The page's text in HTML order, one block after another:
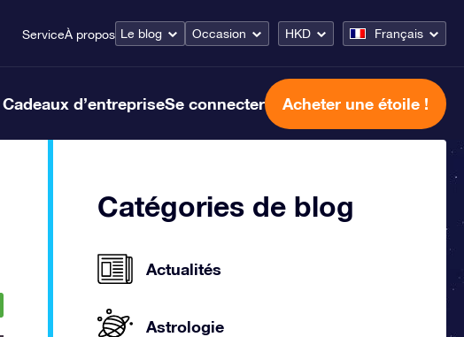
ServiceÀ propos Le blog Occasion HKD Français
Cadeaux d’entrepriseSe connecter Acheter une étoile !
Catégories de blog
Actualités
Astrologie